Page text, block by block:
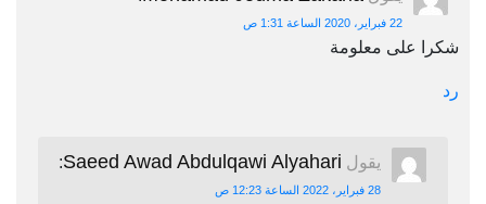
22 فبراير، 2020 الساعة 1:31 ص
شكرا على معلومة
رد
يقول Saeed Awad Abdulqawi Alyahari
:
28 فبراير، 2022 الساعة 12:23 ص